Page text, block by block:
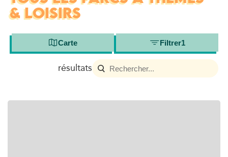
& LOISIRS
Carte Filtrer1
résultats